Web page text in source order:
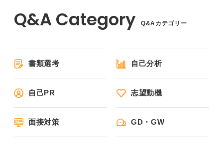
Q&Aカテゴリー
書類選考 自己分析
自己PR 志望動機
面接対策 GD・GW